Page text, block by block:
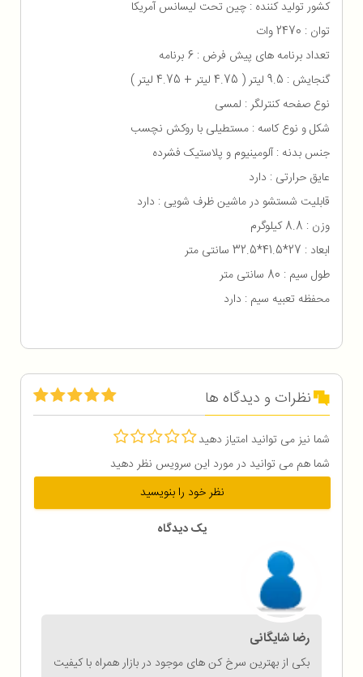
کشور تولید کننده : چین تحت لیسانس آمریکا
توان : 2470 وات
تعداد برنامه های پیش فرض : 6 برنامه
گنجایش : 9.5 لیتر ( 4.75 لیتر + 4.75 لیتر )
نوع صفحه کنترلگر : لمسی
شکل و نوع کاسه : مستطیلی با روکش نچسب
جنس بدنه : آلومینیوم و پلاستیک فشرده
عایق حرارتی : دارد
قابلیت شستشو در ماشین ظرف شویی : دارد
وزن : 8.8 کیلوگرم
ابعاد : 27*41.5*32.5 سانتی متر
طول سیم : 80 سانتی متر
محفظه تعبیه سیم : دارد
نظرات و دیدگاه ها
شما نیز می توانید امتیاز دهید
شما هم می توانید در مورد این سرویس نظر دهید
نظر خود را بنویسید
یک دیدگاه
رضا شایگانی
بکی از بهترین سرخ کن های موجود در بازار همراه با کیفیت